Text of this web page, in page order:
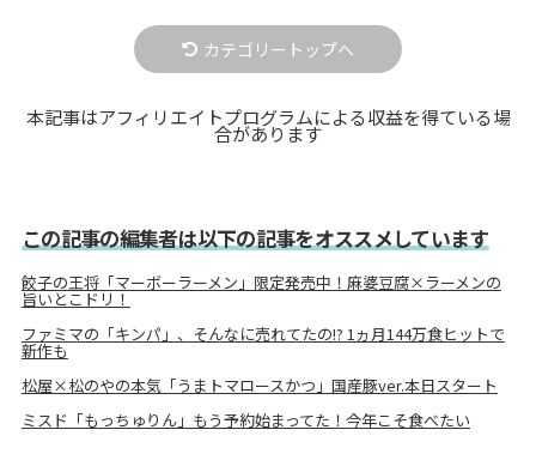
カテゴリートップへ
本記事はアフィリエイトプログラムによる収益を得ている場
合があります
この記事の編集者は以下の記事をオススメしています
餃子の王将「マーボーラーメン」限定発売中！麻婆豆腐×ラーメンの
旨いとこドリ！
ファミマの「キンパ」、そんなに売れてたの!? 1ヵ月144万食ヒットで
新作も
松屋×松のやの本気「うまトマロースかつ」国産豚ver.本日スタート
ミスド「もっちゅりん」もう予約始まってた！今年こそ食べたい